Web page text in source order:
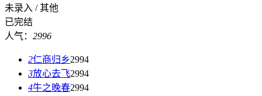
未录入 / 其他
已完结
人气： 2996
2仁商归乡2994
3放心去飞2994
4牛之晚春2994